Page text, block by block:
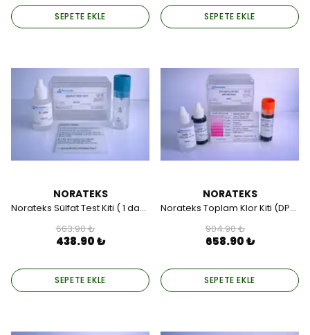
SEPETE EKLE SEPETE EKLE
NORATEKS
Norateks Sülfat Test Kiti ( 1 damla=50ppm (mg/lt)).
663.90 ₺
438.90 ₺
SEPETE EKLE
NORATEKS
Norateks Toplam Klor Kiti (DPD Metod).
904.90 ₺
658.90 ₺
SEPETE EKLE